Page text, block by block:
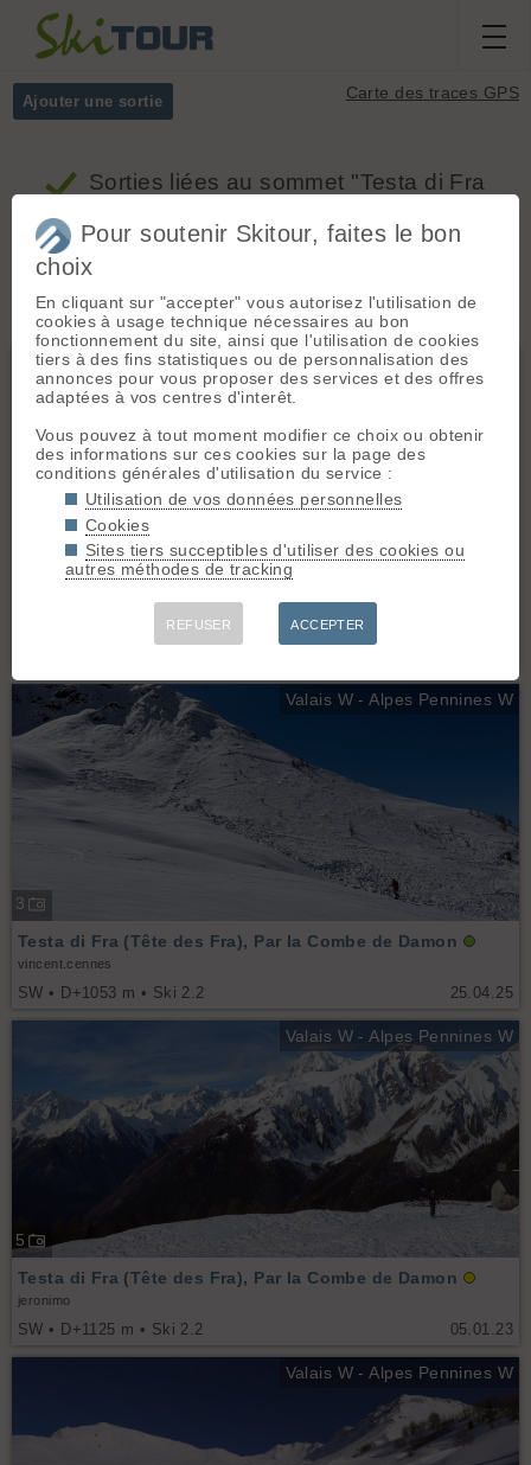
Carte des traces GPS
Ajouter une sortie
Sorties liées au sommet "Testa di Fra
Massifs Tous
Valais W - Alpes Pennines W
Boucle Dziule, tète de fra, tete de sereina
zahl, lucertola, Manu_dela_Yaute
Valais W - Alpes Pennines W
3
25.04.25
Testa di Fra (Tête des Fra), Par la Combe de Damon
vincent.cennes
SW • D+1053 m • Ski 2.2
Valais W - Alpes Pennines W
5
05.01.23
Testa di Fra (Tête des Fra), Par la Combe de Damon
jeronimo
SW • D+1125 m • Ski 2.2
Valais W - Alpes Pennines W
Pour soutenir Skitour, faites le bon
choix
En cliquant sur "accepter" vous autorisez l'utilisation de
cookies à usage technique nécessaires au bon
fonctionnement du site, ainsi que l'utilisation de cookies
tiers à des fins statistiques ou de personnalisation des
annonces pour vous proposer des services et des offres
adaptées à vos centres d'interêt.
Vous pouvez à tout moment modifier ce choix ou obtenir
des informations sur ces cookies sur la page des
conditions générales d'utilisation du service :
Utilisation de vos données personnelles
Cookies
Sites tiers succeptibles d'utiliser des cookies ou
autres méthodes de tracking
REFUSER ACCEPTER